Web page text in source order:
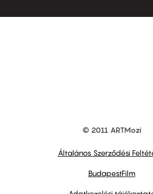
© 2011 ARTMozi
Általános Szerződési
BudapestFilm